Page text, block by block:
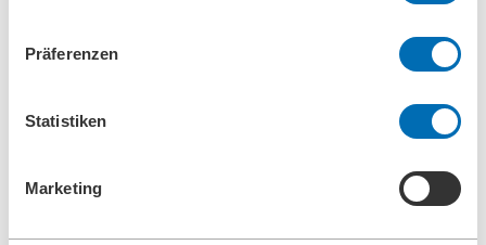
Präferenzen
Statistiken
Marketing
Unternehmensgeschichte
News